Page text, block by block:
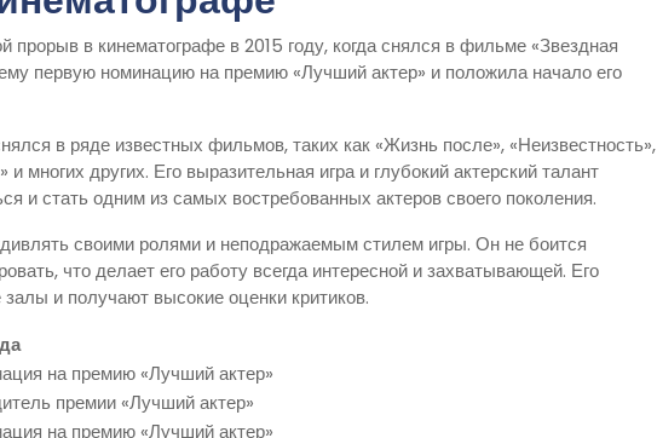
в кинематографе в 2015 году, когда снялся в фильме «Звездная
первую номинацию на премию «Лучший актер» и положила начало его
в ряде известных фильмов, таких как «Жизнь после», «Неизвестность»,
и многих других. Его выразительная игра и глубокий актерский талант
и стать одним из самых востребованных актеров своего поколения.
своими ролями и неподражаемым стилем игры. Он не боится
что делает его работу всегда интересной и захватывающей. Его
и получают высокие оценки критиков.
на премию «Лучший актер»
премии «Лучший актер»
на премию «Лучший актер»